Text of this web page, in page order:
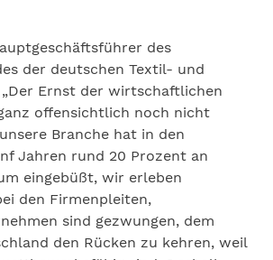
des
der deutschen Textil- und
Ernst der wirtschaftlichen
offensichtlich noch nicht
Branche hat in den
Jahren rund 20 Prozent an
eingebüßt, wir erleben
den Firmenpleiten,
sind gezwungen, dem
den Rücken zu kehren, weil